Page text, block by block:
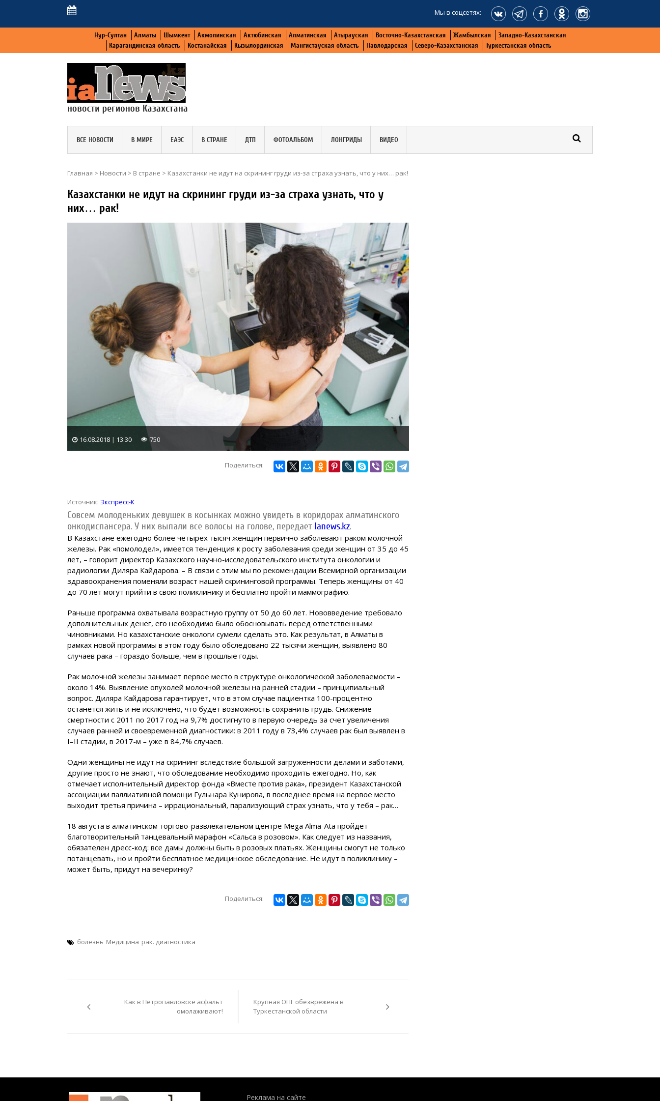
Мы в соцсетях:
Нур-Султан Алматы Шымкент Акмолинская Актюбинская Алматинская Атырауская Восточно-Казахстанская Жамбылская
Западно-Казахстанская
Карагандинская область
Костанайская Кызылординская Мангистауская область Павлодарская Северо-Казахстанская Туркестанская область
новости регионов Казахстана
ВСЕ НОВОСТИ В МИРЕ ЕАЭС В СТРАНЕ ДТП ФОТОАЛЬБОМ ЛОНГРИДЫ ВИДЕО
Главная > Новости > В стране > Казахстанки не идут на скрининг груди из-за страха узнать, что у них… рак!
Казахстанки не идут на скрининг груди из-за страха узнать, что у
них… рак!
16.08.2018 | 13:30 750
Поделиться:
Источник: Экспресс-К
Совсем молоденьких девушек в косынках можно увидеть в коридорах алматинского
онкодиспансера. У них выпали все волосы на голове, передает Ianews.kz.
В Казахстане ежегодно более четырех тысяч женщин первично заболевают раком молочной
железы. Рак «помолодел», имеется тенденция к росту заболевания среди женщин от 35 до 45
лет, – говорит директор Казахского научно-исследовательского института онкологии и
радиологии Диляра Кайдарова. – В связи с этим мы по рекомендации Всемирной организации
здравоохранения поменяли возраст нашей скрининговой программы. Теперь женщины от 40
до 70 лет могут прийти в свою поликлинику и бесплатно пройти маммографию.
Раньше программа охватывала возрастную группу от 50 до 60 лет. Нововведение требовало
дополнительных денег, его необходимо было обосновывать перед ответственными
чиновниками. Но казахстанские онкологи сумели сделать это. Как результат, в Алматы в
рамках новой программы в этом году было обследовано 22 тысячи женщин, выявлено 80
случаев рака – гораздо больше, чем в прошлые годы.
Рак молочной железы занимает первое место в структуре онкологической заболеваемости –
около 14%. Выявление опухолей молочной железы на ранней стадии – принципиальный
вопрос. Диляра Кайдарова гарантирует, что в этом случае пациентка 100-процентно
останется жить и не исключено, что будет возможность сохранить грудь. Снижение
смертности с 2011 по 2017 год на 9,7% достигнуто в первую очередь за счет увеличения
случаев ранней и своевременной диагностики: в 2011 году в 73,4% случаев рак был выявлен в
I–II стадии, в 2017-м – уже в 84,7% случаев.
Одни женщины не идут на скрининг вследствие большой загруженности делами и заботами,
другие просто не знают, что обследование необходимо проходить ежегодно. Но, как
отмечает исполнительный директор фонда «Вместе против рака», президент Казахстанской
ассоциации паллиативной помощи Гульнара Кунирова, в последнее время на первое место
выходит третья причина – иррациональный, парализующий страх узнать, что у тебя – рак…
18 августа в алматинском торгово-развлекательном центре Mega Alma-Ata пройдет
благотворительный танцевальный марафон «Сальса в розовом». Как следует из названия,
обязателен дресс-код: все дамы должны быть в розовых платьях. Женщины смогут не только
потанцевать, но и пройти бесплатное медицинское обследование. Не идут в поликлинику –
может быть, придут на вечеринку?
Поделиться:
болезнь Медицина рак. диагностика
записям
Как в Петропавловске асфальт
омолаживают!
Крупная ОПГ обезврежена в
Туркестанской области
Реклама на сайте